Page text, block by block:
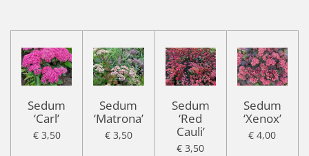
Sedum
‘Carl’
€ 3,50
Sedum
‘Matrona’
€ 3,50
Sedum
‘Red
Cauli’
€ 3,50
Sedum
‘Xenox’
€ 4,00